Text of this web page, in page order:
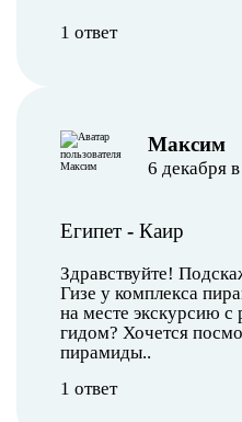
1 ответ
Максим
6 декабря
Египет - Каир
Здравствуйте!
Гизе у комплекса
на месте экскурсию
гидом? Хочется
пирамиды..
1 ответ